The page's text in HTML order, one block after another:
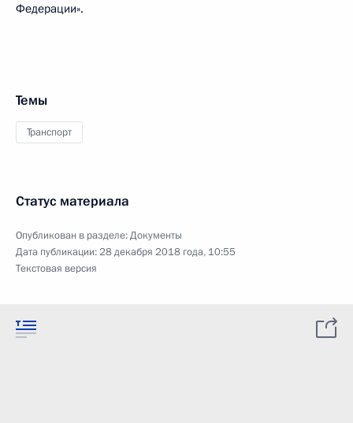
Федерации».
Темы
Транспорт
Статус материала
Опубликован в разделе:Документы
Дата публикации:28 декабря 2018 года, 10:55
Текстовая версия